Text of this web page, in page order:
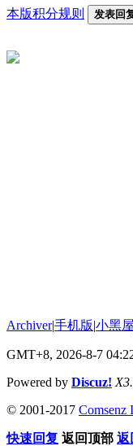
本版积分规则 发表回
Archiver|手机版|小黑屋
GMT+8, 2026-8-7
Powered by Discuz!
© 2001-2017 Comsenz
快速回复 返回顶部 返